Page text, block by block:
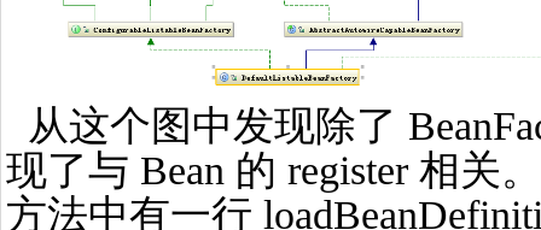
从这个图中发现除了
现了与 Bean 的 register 相关
方法中有一行